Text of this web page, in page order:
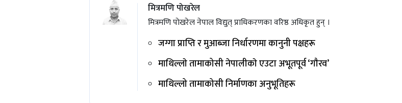
मित्रमणि पोखरेल
मित्रमणि पाेखरेल नेपाल विद्युत् प्राधिकरणका वरिष्ठ अधिकृत हुन् ।
जग्गा प्राप्ति र मुआब्जा निर्धारणमा कानुनी पक्षहरू
माथिल्लाे तामाकोसी नेपालीकाे एउटा अभूतपूर्व ‘गाैरव’
माथिल्लो तामाकोसी निर्माणका अनुभूतिहरू